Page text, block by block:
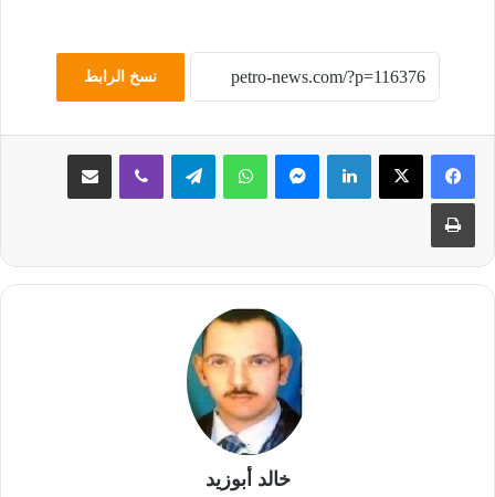
نسخ الرابط
لينكدإن ماسنجر واتساب تيلقرام ڤايبر مشاركة عبر البريد
طباعة
خالد أبوزيد